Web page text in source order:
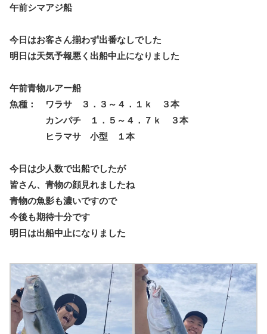
午前シマアジ船
今日はお客さん揃わず出番なしでした
明日は天気予報悪く出船中止になりました
午前青物ルアー船
魚種： ワラサ ３．３～４．１ｋ ３本
カンパチ １．５～４．７ｋ ３本
ヒラマサ 小型 １本
今日は少人数で出船でしたが
皆さん、青物の顔見れましたね
青物の魚影も濃いですので
今後も期待十分です
明日は出船中止になりました